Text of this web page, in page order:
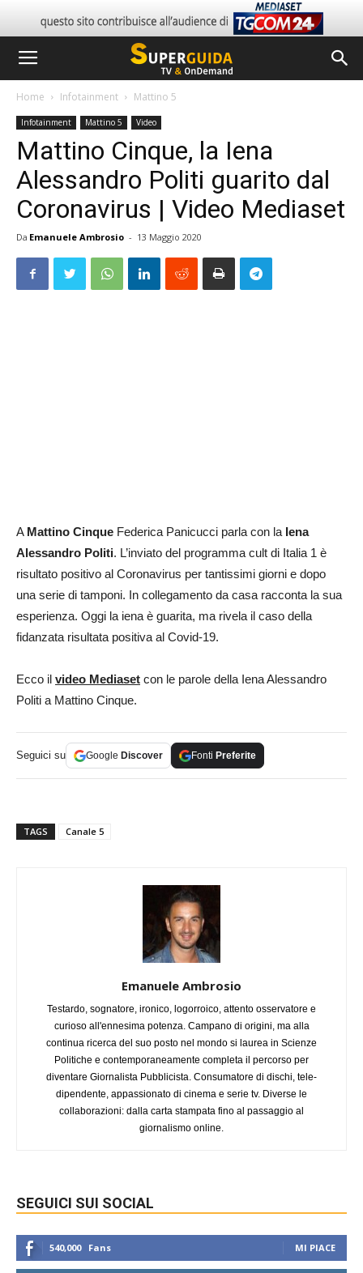
Home Infotainment Mattino 5
Infotainment Mattino 5 Video
Mattino Cinque, la Iena
Alessandro Politi guarito dal
Coronavirus | Video Mediaset
Da Emanuele Ambrosio - 13 Maggio 2020
A Mattino Cinque Federica Panicucci parla con la Iena
Alessandro Politi. L’inviato del programma cult di Italia 1 è
risultato positivo al Coronavirus per tantissimi giorni e dopo
una serie di tamponi. In collegamento da casa racconta la sua
esperienza. Oggi la iena è guarita, ma rivela il caso della
fidanzata risultata positiva al Covid-19.
Ecco il video Mediaset con le parole della Iena Alessandro
Politi a Mattino Cinque.
Seguici su Google Discover Fonti Preferite
TAGS Canale 5
Emanuele Ambrosio
Testardo, sognatore, ironico, logorroico, attento osservatore e
curioso all'ennesima potenza. Campano di origini, ma alla
continua ricerca del suo posto nel mondo si laurea in Scienze
Politiche e contemporaneamente completa il percorso per
diventare Giornalista Pubblicista. Consumatore di dischi, tele-
dipendente, appassionato di cinema e serie tv. Diverse le
collaborazioni: dalla carta stampata fino al passaggio al
giornalismo online.
SEGUICI SUI SOCIAL
540,000 Fans MI PIACE